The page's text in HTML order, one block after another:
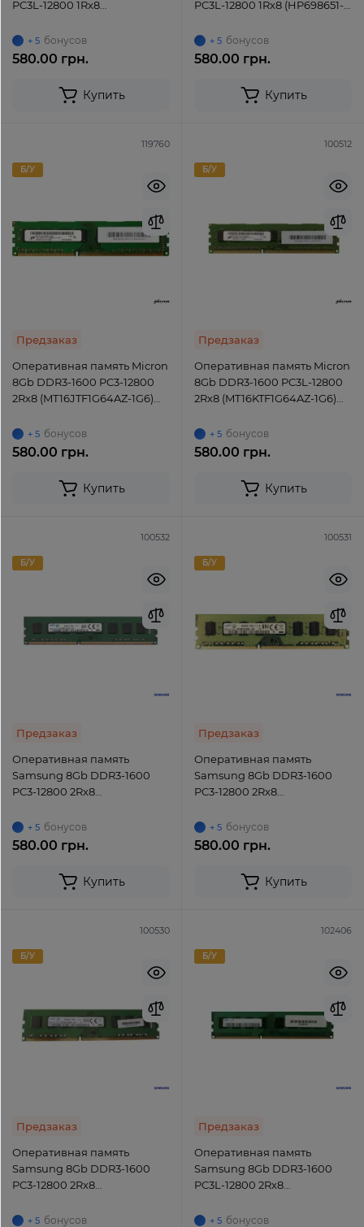
PC3L-12800 1Rx8
non-ECC Unbuffered
+ 5 бонусов
580.00 грн.
Купить
PC3L-12800 1Rx8 (HP698651-
Unbuffered
+ 5 бонусов
580.00 грн.
Купить
119760
Б/У
Предзаказ
Оперативная память Micron
8Gb DDR3-1600 PC3-12800
2Rx8 (MT16JTF1G64AZ-1G6)
+ 5 бонусов
580.00 грн.
Купить
100512
Б/У
Предзаказ
Оперативная память Micron
8Gb DDR3-1600 PC3L-12800
2Rx8 (MT16KTF1G64AZ-1G6)
+ 5 бонусов
580.00 грн.
Купить
100532
Б/У
Предзаказ
Оперативная память
Samsung 8Gb DDR3-1600
PC3-12800 2Rx8
UDIMM Non-ECC Unbuffered
+ 5 бонусов
580.00 грн.
Купить
100531
Б/У
Предзаказ
Оперативная память
Samsung 8Gb DDR3-1600
PC3-12800 2Rx8
UDIMM Non-ECC Unbuffered
+ 5 бонусов
580.00 грн.
Купить
100530
Б/У
Предзаказ
Оперативная память
Samsung 8Gb DDR3-1600
PC3-12800 2Rx8
UDIMM Non-ECC Unbuffered
+ 5 бонусов
102406
Б/У
Предзаказ
Оперативная память
Samsung 8Gb DDR3-1600
PC3L-12800 2Rx8
UDIMM Non-ECC Unbuffered
+ 5 бонусов